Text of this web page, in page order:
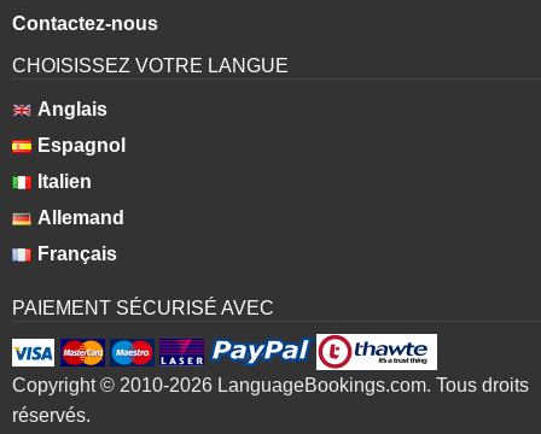
Contactez-nous
CHOISISSEZ VOTRE LANGUE
Anglais
Espagnol
Italien
Allemand
Français
PAIEMENT SÉCURISÉ AVEC
Copyright © 2010-2026 LanguageBookings.com. Tous droits
réservés.